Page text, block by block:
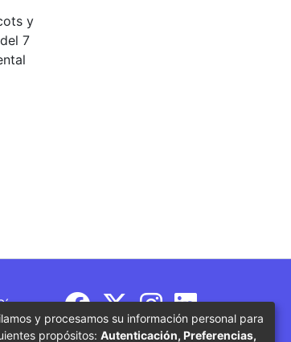
y
7
y procesamos su información personal para
propósitos: Autenticación, Preferencias,